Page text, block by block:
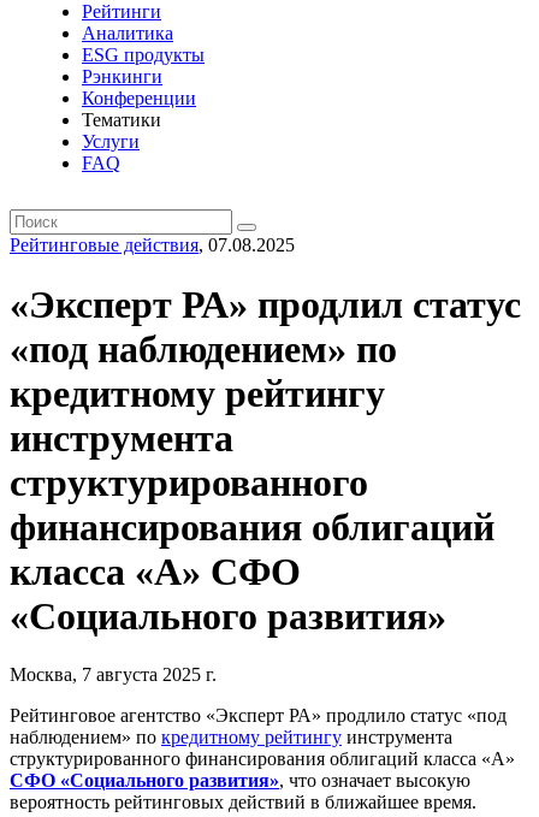
Рейтинги
Аналитика
ESG продукты
Рэнкинги
Конференции
Тематики
Услуги
FAQ
Рейтинговые действия, 07.08.2025
«Эксперт РА» продлил статус
«под наблюдением» по
кредитному рейтингу
инструмента
структурированного
финансирования облигаций
класса «А» СФО
«Социального развития»
Москва, 7 августа 2025 г.
Рейтинговое агентство «Эксперт РА» продлило статус «под
наблюдением» по кредитному рейтингу инструмента
структурированного финансирования облигаций класса «А»
СФО «Социального развития», что означает высокую
вероятность рейтинговых действий в ближайшее время.